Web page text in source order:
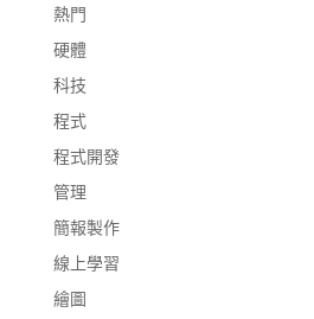
熱門
硬體
科技
程式
程式開發
管理
簡報製作
線上學習
繪圖